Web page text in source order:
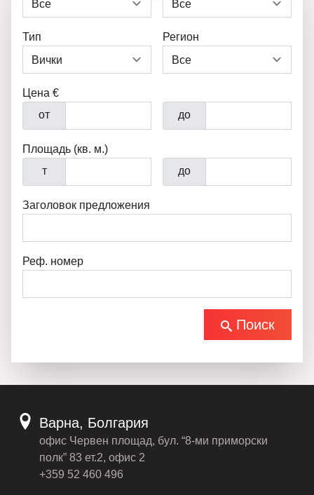
Тип Регион
Цена €
от
до
Площадь (кв. м.)
т
до
Заголовок предложения
Реф. номер
Поиск
Варна, Болгария
офис Червен площад, бул. “8-ми приморски
полк” 83 ет.2, офис 2
+359 52 460 496